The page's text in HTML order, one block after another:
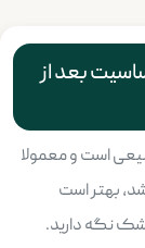
بعد از
است و معمولا
بهتر است
نگه دارید.